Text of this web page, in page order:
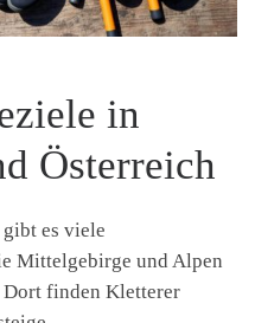
in
Österreich
es viele
Mittelgebirge und Alpen
finden Kletterer